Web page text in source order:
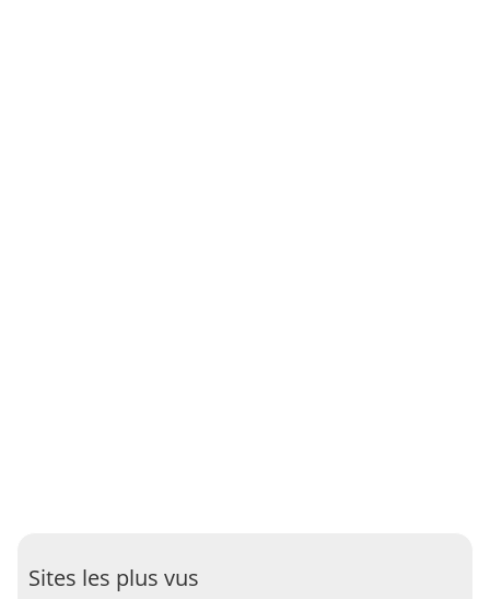
Sites les plus vus